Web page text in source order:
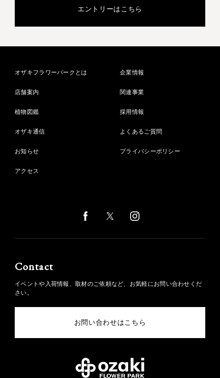
エントリーはこちら
オザキフラワーパークとは
店舗案内
植物図鑑
オザキ通信
お知らせ
アクセス
企業情報
関連事業
採用情報
よくあるご質問
プライバシーポリシー
Contact
イベントや入荷情報、取材のご依頼など、お気軽にお問い合わせくだ
さい。
お問い合わせはこちら